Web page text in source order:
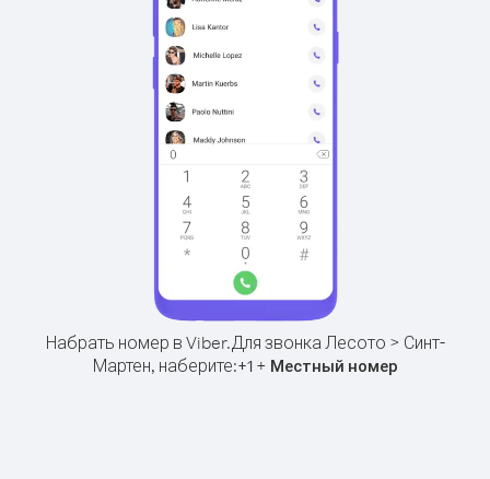
Набрать номер в Viber.Для звонка Лесото > Синт-
Мартен, наберите:+1+ Местный номер